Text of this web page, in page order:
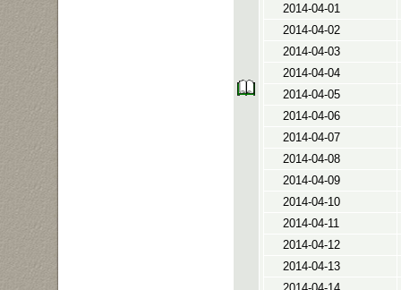
2014-04-01
2014-04-02
2014-04-03
2014-04-04
2014-04-05
2014-04-06
2014-04-07
2014-04-08
2014-04-09
2014-04-10
2014-04-11
2014-04-12
2014-04-13